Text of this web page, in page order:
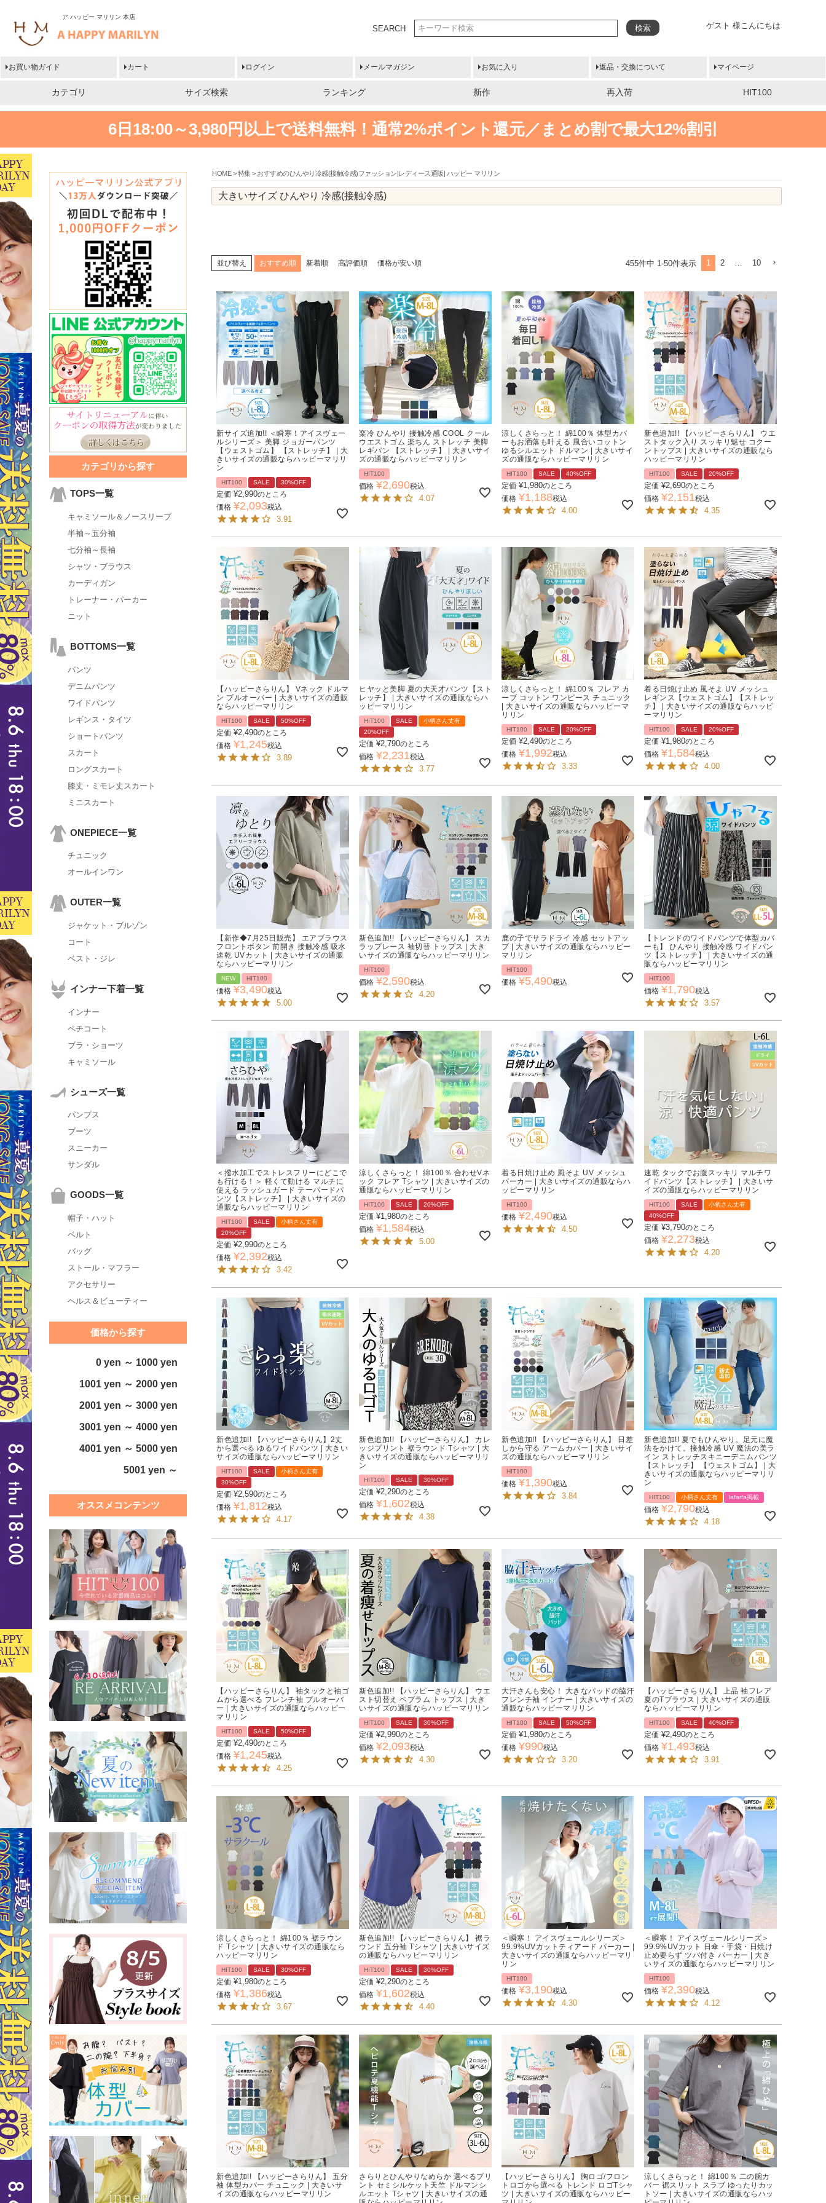
ア ハッピー マリリン 本店
ゲスト 様こんにちは
SEARCH 検索
お買い物ガイド カート ログイン メールマガジン お気に入り 返品・交換について マイページ
カテゴリ サイズ検索 ランキング 新作 再入荷 HIT100
6日18:00～3,980円以上で送料無料！ 通常2%ポイント還元／まとめ割で最大12%割引
カテゴリから探す
TOPS一覧
キャミソール＆ノースリーブ
半袖～五分袖
七分袖～長袖
シャツ・ブラウス
カーディガン
トレーナー・パーカー
ニット
BOTTOMS一覧
パンツ
デニムパンツ
ワイドパンツ
レギンス・タイツ
ショートパンツ
スカート
ロングスカート
膝丈・ミモレ丈スカート
ミニスカート
ONEPIECE一覧
チュニック
オールインワン
OUTER一覧
ジャケット・ブルゾン
コート
ベスト・ジレ
インナー下着一覧
インナー
ペチコート
ブラ・ショーツ
キャミソール
シューズ一覧
パンプス
ブーツ
スニーカー
サンダル
GOODS一覧
帽子・ハット
ベルト
バッグ
ストール・マフラー
アクセサリー
ヘルス＆ビューティー
価格から探す
0 yen ～ 1000 yen
1001 yen ～ 2000 yen
2001 yen ～ 3000 yen
3001 yen ～ 4000 yen
4001 yen ～ 5000 yen
5001 yen ～
オススメコンテンツ
HOME 特集 おすすめのひんやり冷感(接触冷感)ファッション|レディース通販| ハッピー マリリン
大きいサイズ ひんやり 冷感(接触冷感)
並び替え おすすめ順 新着順 高評価順 価格が安い順 455件中 1-50件表示 1 2 … 10
新サイズ追加!! ＜瞬寒！アイスヴェー
ルシリーズ＞ 美脚 ジョガーパンツ
【ウェストゴム】 【ストレッチ】 | 大
きいサイズの通販ならハッピーマリリ
ン
HIT100 SALE 30%OFF
定価 ¥2,990のところ
価格 ¥2,093税込
3.91
楽冷 ひんやり 接触冷感 COOL クール
ウエストゴム 楽ちん ストレッチ 美脚
レギパン 【ストレッチ】 | 大きいサイ
ズの通販ならハッピーマリリン
HIT100
価格 ¥2,690税込
4.07
涼しくさらっと！ 綿100％ 体型カバ
ーもお洒落も叶える 風合いコットン
ゆるシルエット ドルマン | 大きいサイ
ズの通販ならハッピーマリリン
HIT100 SALE 40%OFF
定価 ¥1,980のところ
価格 ¥1,188税込
4.00
新色追加!! 【ハッピーさらりん】 ウエ
ストタック入り スッキリ魅せ コクー
ントップス | 大きいサイズの通販なら
ハッピーマリリン
HIT100 SALE 20%OFF
定価 ¥2,690のところ
価格 ¥2,151税込
4.35
【ハッピーさらりん】 Vネック ドルマ
ン プルオーバー | 大きいサイズの通販
ならハッピーマリリン
HIT100 SALE 50%OFF
定価 ¥2,490のところ
価格 ¥1,245税込
3.89
ヒヤッと美脚 夏の大天才パンツ【スト
レッチ】 | 大きいサイズの通販ならハ
ッピーマリリン
HIT100 SALE
小柄さん丈有
20%OFF
定価 ¥2,790のところ
価格 ¥2,231税込
3.77
涼しくさらっと！ 綿100％ フレア カ
ーブ コットン ワンピース チュニック
| 大きいサイズの通販ならハッピーマ
リリン
HIT100 SALE 20%OFF
定価 ¥2,490のところ
価格 ¥1,992税込
3.33
着る日焼け止め 風そよ UV メッシュ
レギンス【ウェストゴム】【ストレッ
チ】 | 大きいサイズの通販ならハッピ
ーマリリン
HIT100 SALE 20%OFF
定価 ¥1,980のところ
価格 ¥1,584税込
4.00
【新作◆7月25日販売】 エアブラウス
フロントボタン 前開き 接触冷感 吸水
速乾 UVカット | 大きいサイズの通販
ならハッピーマリリン
NEW HIT100
価格 ¥3,490税込
5.00
新色追加!! 【ハッピーさらりん】 スカ
ラップレース 袖切替 トップス | 大き
いサイズの通販ならハッピーマリリン
HIT100
価格 ¥2,590税込
4.20
鹿の子でサラドライ 冷感 セットアッ
プ | 大きいサイズの通販ならハッピー
マリリン
HIT100
価格 ¥5,490税込
【トレンドのワイドパンツで体型カバ
ーも】 ひんやり 接触冷感 ワイドパン
ツ【ストレッチ】 | 大きいサイズの通
販ならハッピーマリリン
HIT100
価格 ¥1,790税込
3.57
＜撥水加工でストレスフリーにどこで
も行ける！＞ 軽くて動ける マルチに
使える ラッシュガード テーパードパ
ンツ【ストレッチ】 | 大きいサイズの
通販ならハッピーマリリン
HIT100 SALE
小柄さん丈有
20%OFF
定価 ¥2,990のところ
価格 ¥2,392税込
3.42
涼しくさらっと！ 綿100％ 合わせVネ
ック フレア Tシャツ | 大きいサイズの
通販ならハッピーマリリン
HIT100 SALE 20%OFF
定価 ¥1,980のところ
価格 ¥1,584税込
5.00
着る日焼け止め 風そよ UV メッシュ
パーカー | 大きいサイズの通販ならハ
ッピーマリリン
HIT100
価格 ¥2,490税込
4.50
速乾 タックでお腹スッキリ マルチワ
イドパンツ【ストレッチ】 | 大きいサ
イズの通販ならハッピーマリリン
HIT100 SALE
小柄さん丈有
40%OFF
定価 ¥3,790のところ
価格 ¥2,273税込
4.20
新色追加!! 【ハッピーさらりん】2丈
から選べる ゆるワイドパンツ | 大きい
サイズの通販ならハッピーマリリン
HIT100 SALE
小柄さん丈有
30%OFF
定価 ¥2,590のところ
価格 ¥1,812税込
4.17
新色追加!! 【ハッピーさらりん】 カレ
ッジプリント 裾ラウンド Tシャツ | 大
きいサイズの通販ならハッピーマリリ
ン
HIT100 SALE 30%OFF
定価 ¥2,290のところ
価格 ¥1,602税込
4.38
新色追加!! 【ハッピーさらりん】 日差
しから守る アームカバー | 大きいサイ
ズの通販ならハッピーマリリン
HIT100
価格 ¥1,390税込
3.84
新色追加!! 夏でもひんやり。足元に魔
法をかけて。接触冷感 UV 魔法の美ラ
イン ストレッチスキニーデニムパンツ
【ストレッチ】 【ウェストゴム】 | 大
きいサイズの通販ならハッピーマリリ
ン
HIT100 小柄さん丈有 lafarfa掲載
価格 ¥2,790税込
4.18
【ハッピーさらりん】 袖タックと袖ゴ
ムから選べる フレンチ袖 プルオーバ
ー | 大きいサイズの通販ならハッピー
マリリン
HIT100 SALE 50%OFF
定価 ¥2,490のところ
価格 ¥1,245税込
4.25
新色追加!! 【ハッピーさらりん】 ウエ
スト切替え ペプラム トップス | 大き
いサイズの通販ならハッピーマリリン
HIT100 SALE 30%OFF
定価 ¥2,990のところ
価格 ¥2,093税込
4.30
大汗さんも安心！ 大きなパッドの脇汗
フレンチ袖 インナー | 大きいサイズの
通販ならハッピーマリリン
HIT100 SALE 50%OFF
定価 ¥1,980のところ
価格 ¥990税込
3.20
【ハッピーさらりん】 上品 袖フレア
夏のTブラウス | 大きいサイズの通販
ならハッピーマリリン
HIT100 SALE 40%OFF
定価 ¥2,490のところ
価格 ¥1,493税込
3.91
涼しくさらっと！ 綿100％ 裾ラウン
ド Tシャツ | 大きいサイズの通販なら
ハッピーマリリン
HIT100 SALE 30%OFF
定価 ¥1,980のところ
価格 ¥1,386税込
3.67
新色追加!! 【ハッピーさらりん】 裾ラ
ウンド 五分袖 Tシャツ | 大きいサイズ
の通販ならハッピーマリリン
HIT100 SALE 30%OFF
定価 ¥2,290のところ
価格 ¥1,602税込
4.40
＜瞬寒！ アイスヴェールシリーズ＞
99.9%UVカットティアード パーカー |
大きいサイズの通販ならハッピーマリ
リン
HIT100
価格 ¥3,190税込
4.30
＜瞬寒！ アイスヴェールシリーズ＞
99.9%UVカット 日傘・手袋・日焼け
止め要らず ツバ付き パーカー | 大き
いサイズの通販ならハッピーマリリン
HIT100
価格 ¥2,390税込
4.12
新色追加!! 【ハッピーさらりん】 五分
袖 体型カバー チュニック | 大きいサ
イズの通販ならハッピーマリリン
さらりとひんやりなめらか 選べるプリ
ント セミシルケット天竺 ドルマンシ
ルエット Tシャツ | 大きいサイズの通
【ハッピーさらりん】 胸ロゴ/フロン
トロゴから選べる トレンド ロゴTシャ
ツ | 大きいサイズの通販ならハッピー
涼しくさらっと！ 綿100％ 二の腕カ
バー 裾スリット スラブ ゆったりカッ
トソー | 大きいサイズの通販ならハッ